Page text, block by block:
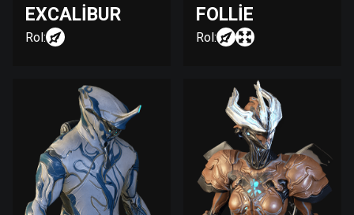
EXCALIBUR
Rol:
FOLLIE
Rol: